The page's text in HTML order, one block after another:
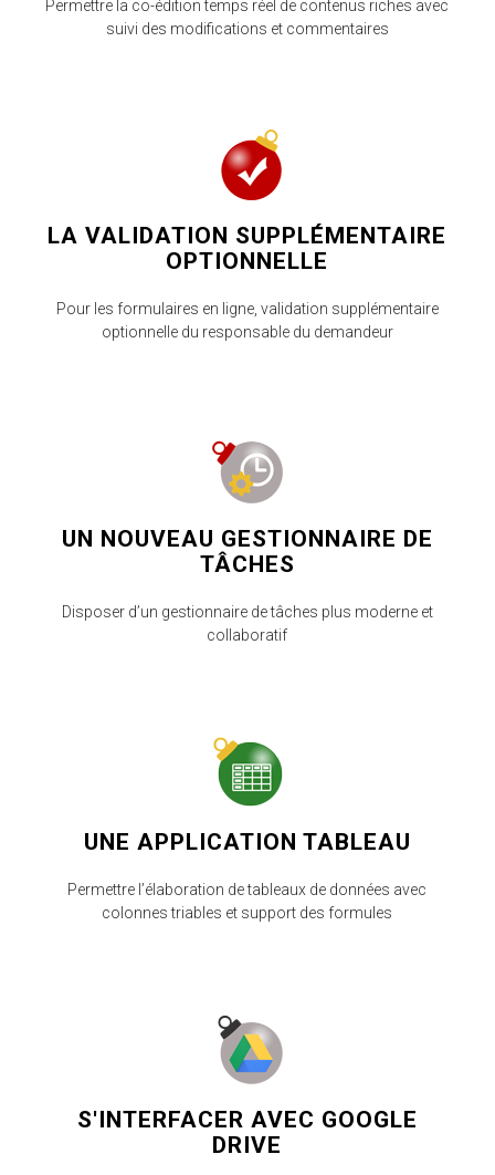
Permettre la co-édition temps réel de contenus riches avec
suivi des modifications et commentaires
LA VALIDATION SUPPLÉMENTAIRE
OPTIONNELLE
Pour les formulaires en ligne, validation supplémentaire
optionnelle du responsable du demandeur
UN NOUVEAU GESTIONNAIRE DE
TÂCHES
Disposer d’un gestionnaire de tâches plus moderne et
collaboratif
UNE APPLICATION TABLEAU
Permettre l’élaboration de tableaux de données avec
colonnes triables et support des formules
S'INTERFACER AVEC GOOGLE
DRIVE